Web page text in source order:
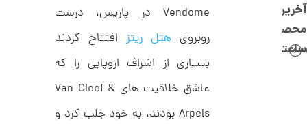
Vendome در پاریس، درست
روبروی هتل ریتز افتتاح کردند
بسیاری از اشراف اروپایی را که
عاشق خلاقیت های Van Cleef &
Arpels بودند، به خود جلب کرد و
آخرین
محصولات
ساعتچی